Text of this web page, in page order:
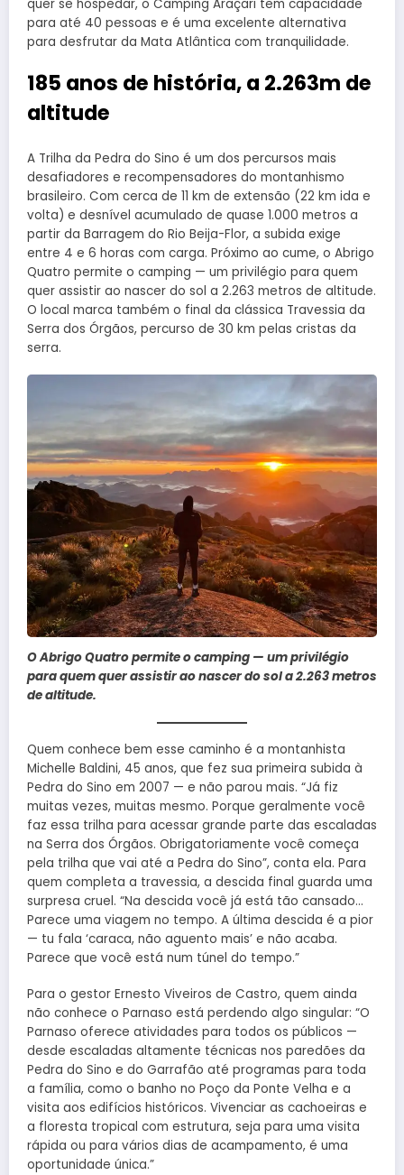
quer se hospedar, o Camping Araçari tem capacidade
para até 40 pessoas e é uma excelente alternativa
para desfrutar da Mata Atlântica com tranquilidade.
185 anos de história, a 2.263m de
altitude
A Trilha da Pedra do Sino é um dos percursos mais
desafiadores e recompensadores do montanhismo
brasileiro. Com cerca de 11 km de extensão (22 km ida e
volta) e desnível acumulado de quase 1.000 metros a
partir da Barragem do Rio Beija-Flor, a subida exige
entre 4 e 6 horas com carga. Próximo ao cume, o Abrigo
Quatro permite o camping — um privilégio para quem
quer assistir ao nascer do sol a 2.263 metros de altitude.
O local marca também o final da clássica Travessia da
Serra dos Órgãos, percurso de 30 km pelas cristas da
serra.
O Abrigo Quatro permite o camping — um privilégio
para quem quer assistir ao nascer do sol a 2.263 metros
de altitude.
Quem conhece bem esse caminho é a montanhista
Michelle Baldini, 45 anos, que fez sua primeira subida à
Pedra do Sino em 2007 — e não parou mais. “Já fiz
muitas vezes, muitas mesmo. Porque geralmente você
faz essa trilha para acessar grande parte das escaladas
na Serra dos Órgãos. Obrigatoriamente você começa
pela trilha que vai até a Pedra do Sino”, conta ela. Para
quem completa a travessia, a descida final guarda uma
surpresa cruel. “Na descida você já está tão cansado…
Parece uma viagem no tempo. A última descida é a pior
— tu fala ‘caraca, não aguento mais’ e não acaba.
Parece que você está num túnel do tempo.”
Para o gestor Ernesto Viveiros de Castro, quem ainda
não conhece o Parnaso está perdendo algo singular: “O
Parnaso oferece atividades para todos os públicos —
desde escaladas altamente técnicas nos paredões da
Pedra do Sino e do Garrafão até programas para toda
a família, como o banho no Poço da Ponte Velha e a
visita aos edifícios históricos. Vivenciar as cachoeiras e
a floresta tropical com estrutura, seja para uma visita
rápida ou para vários dias de acampamento, é uma
oportunidade única.”